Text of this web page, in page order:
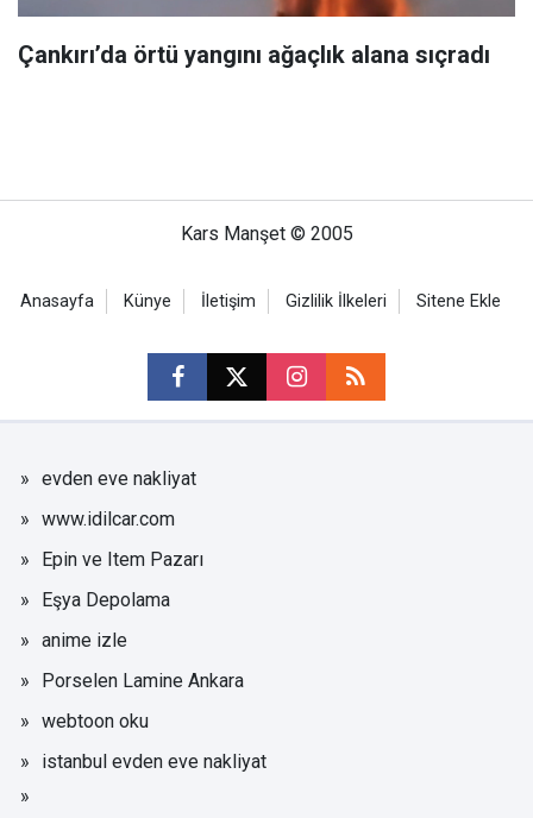
Çankırı’da örtü yangını ağaçlık alana sıçradı
Kars Manşet © 2005
Anasayfa Künye İletişim Gizlilik İlkeleri Sitene Ekle
evden eve nakliyat
www.idilcar.com
Epin ve Item Pazarı
Eşya Depolama
anime izle
Porselen Lamine Ankara
webtoon oku
istanbul evden eve nakliyat